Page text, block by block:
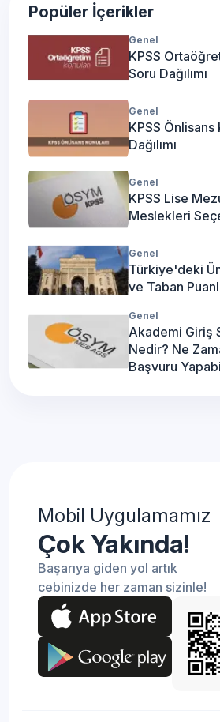
Popüler İçerikler
Genel
KPSS
Soru Dağılımı
Genel
KPSS Önlisans
Dağılımı
Genel
KPSS Lise
Meslekleri
Genel
Türkiye'deki
ve Taban
Genel
Akademi Giriş
Nedir? Ne
Başvuru
Mobil Uygulamamız
Çok Yakında!
Başarıya giden yol artık
cebinizde her zaman sizinle!